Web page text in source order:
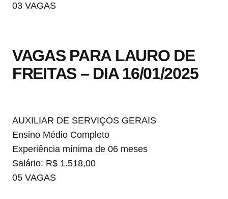
03 VAGAS
VAGAS PARA LAURO DE
FREITAS – DIA 16/01/2025
AUXILIAR DE SERVIÇOS GERAIS
Ensino Médio Completo
Experiência mínima de 06 meses
Salário: R$ 1.518,00
05 VAGAS